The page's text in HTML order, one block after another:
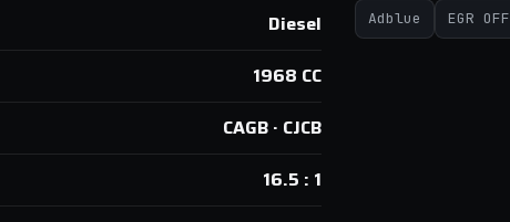
Diesel
1968 CC
CAGB · CJCB
16.5 : 1
Adblue EGR OFF